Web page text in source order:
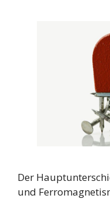
Der
und